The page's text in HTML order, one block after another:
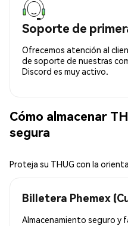
Soporte de
Ofrecemos atención al
de soporte de nuestras
Discord es muy activo.
Cómo almacenar
segura
Proteja su THUG con la
Billetera Phemex
Almacenamiento seguro y